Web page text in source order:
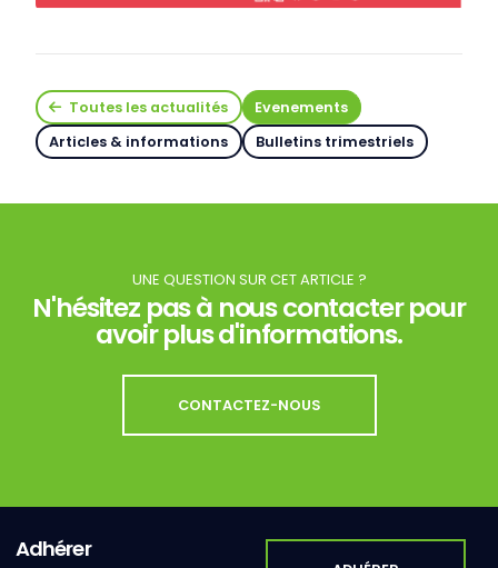
Toutes les actualités
Evenements
Articles & informations
Bulletins trimestriels
UNE QUESTION SUR CET ARTICLE ?
N'hésitez pas à nous contacter pour
avoir plus d'informations.
CONTACTEZ-NOUS
Adhérer